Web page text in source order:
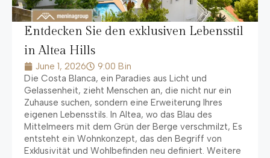
Entdecken Sie den exklusiven Lebensstil
in Altea Hills
June 1, 2026
9:00 Bin
Die Costa Blanca, ein Paradies aus Licht und
Gelassenheit, zieht Menschen an, die nicht nur ein
Zuhause suchen, sondern eine Erweiterung Ihres
eigenen Lebensstils. In Altea, wo das Blau des
Mittelmeers mit dem Grün der Berge verschmilzt, Es
entsteht ein Wohnkonzept, das den Begriff von
Exklusivität und Wohlbefinden neu definiert. Weitere